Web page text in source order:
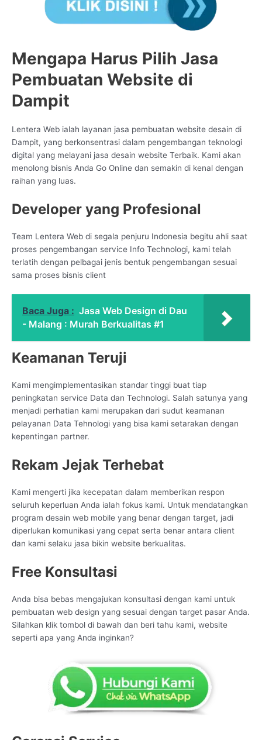
Mengapa Harus Pilih Jasa
Pembuatan Website di
Dampit
Lentera Web ialah layanan jasa pembuatan website desain di
Dampit, yang berkonsentrasi dalam pengembangan teknologi
digital yang melayani jasa desain website Terbaik. Kami akan
menolong bisnis Anda Go Online dan semakin di kenal dengan
raihan yang luas.
Developer yang Profesional
Team Lentera Web di segala penjuru Indonesia begitu ahli saat
proses pengembangan service Info Technologi, kami telah
terlatih dengan pelbagai jenis bentuk pengembangan sesuai
sama proses bisnis client
Baca Juga : Jasa Web Design di Dau
- Malang : Murah Berkualitas #1
Keamanan Teruji
Kami mengimplementasikan standar tinggi buat tiap
peningkatan service Data dan Technologi. Salah satunya yang
menjadi perhatian kami merupakan dari sudut keamanan
pelayanan Data Tehnologi yang bisa kami setarakan dengan
kepentingan partner.
Rekam Jejak Terhebat
Kami mengerti jika kecepatan dalam memberikan respon
seluruh keperluan Anda ialah fokus kami. Untuk mendatangkan
program desain web mobile yang benar dengan target, jadi
diperlukan komunikasi yang cepat serta benar antara client
dan kami selaku jasa bikin website berkualitas.
Free Konsultasi
Anda bisa bebas mengajukan konsultasi dengan kami untuk
pembuatan web design yang sesuai dengan target pasar Anda.
Silahkan klik tombol di bawah dan beri tahu kami, website
seperti apa yang Anda inginkan?